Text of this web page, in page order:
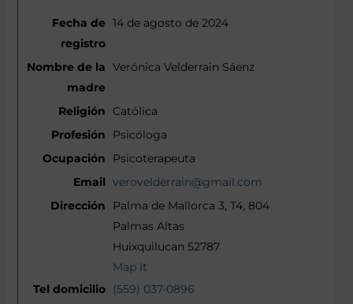
14 de agosto de 2024
Verónica Velderrain Sáenz
Católica
Psicóloga
Psicoterapeuta
verovelderrain@gmail.com
Palma de Mallorca 3, T4, 804
Palmas Altas
Huixquilucan 52787
Map It
(559) 037-0896